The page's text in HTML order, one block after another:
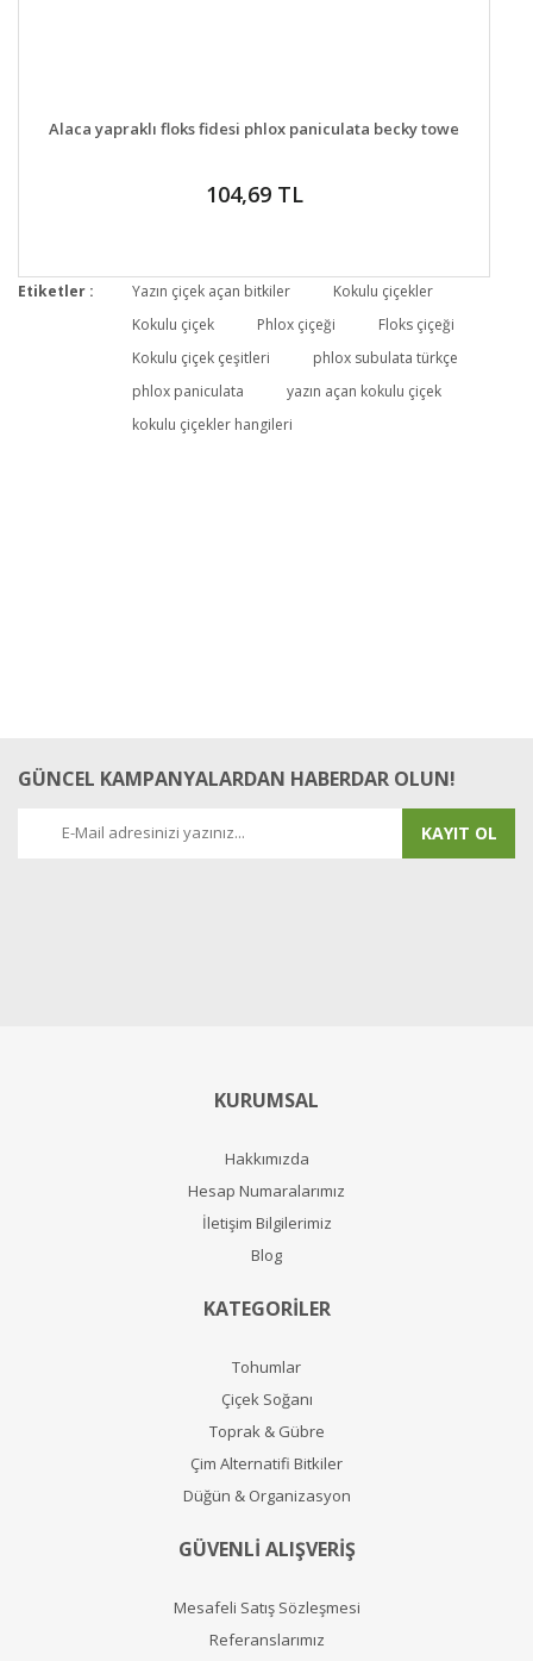
DETAYLAR
Alaca yapraklı floks fidesi phlox paniculata becky towe
104,69 TL
Etiketler : Yazın çiçek açan bitkiler
Kokulu çiçekler
Kokulu çiçek
Phlox çiçeği
Floks çiçeği
Kokulu çiçek çeşitleri
phlox subulata türkçe
phlox paniculata
yazın açan kokulu çiçek
kokulu çiçekler hangileri
GÜNCEL KAMPANYALARDAN HABERDAR OLUN!
KAYIT OL
KURUMSAL
Hakkımızda
Hesap Numaralarımız
İletişim Bilgilerimiz
Blog
KATEGORİLER
Tohumlar
Çiçek Soğanı
Toprak & Gübre
Çim Alternatifi Bitkiler
Düğün & Organizasyon
GÜVENLİ ALIŞVERİŞ
Mesafeli Satış Sözleşmesi
Referanslarımız